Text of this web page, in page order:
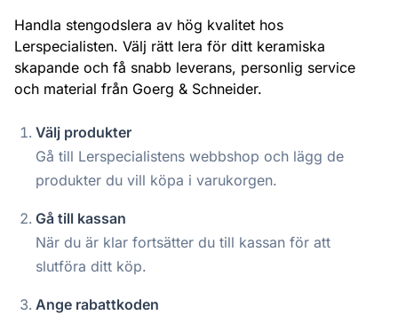
Handla stengodslera av hög kvalitet hos
Lerspecialisten. Välj rätt lera för ditt keramiska
skapande och få snabb leverans, personlig service
och material från Goerg & Schneider.
Välj produkter
Gå till Lerspecialistens webbshop och lägg de
produkter du vill köpa i varukorgen.
Gå till kassan
När du är klar fortsätter du till kassan för att
slutföra ditt köp.
Ange rabattkoden